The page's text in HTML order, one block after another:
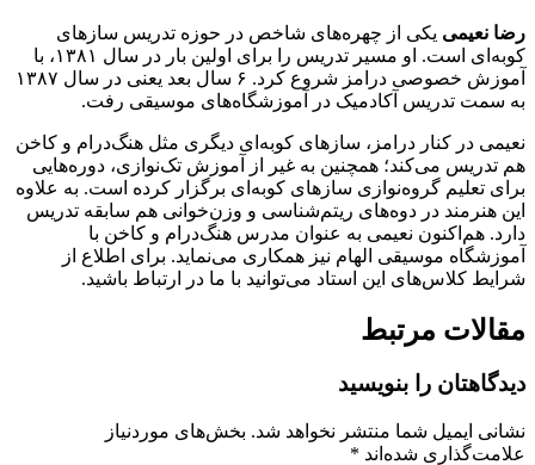
رضا نعیمی یکی از چهره‌های شاخص در حوزه تدریس سازهای
کوبه‌ای است. او مسیر تدریس را برای اولین بار در سال ۱۳۸۱، با
آموزش خصوصی درامز شروع کرد. ۶ سال بعد یعنی در سال ۱۳۸۷
به سمت تدریس آکادمیک در آموزشگاه‌های موسیقی رفت.
نعیمی در کنار درامز، سازهای کوبه‌ای دیگری مثل هنگ‌درام و کاخن
هم تدریس می‌کند؛ همچنین به غیر از آموزش تک‌نوازی، دوره‌هایی
برای تعلیم گروه‌نوازی سازهای کوبه‌ای برگزار کرده است. به علاوه
این هنرمند در دوه‌های ریتم‌شناسی و وزن‌خوانی هم سابقه تدریس
دارد. هم‌اکنون نعیمی به عنوان مدرس هنگ‌درام و کاخن با
آموزشگاه موسیقی الهام نیز همکاری می‌نماید. برای اطلاع از
شرایط کلاس‌های این استاد می‌توانید با ما در ارتباط باشید.
مقالات مرتبط
دیدگاهتان را بنویسید
نشانی ایمیل شما منتشر نخواهد شد. بخش‌های موردنیاز
علامت‌گذاری شده‌اند *